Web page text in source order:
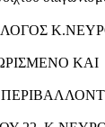
ΚΑΙ